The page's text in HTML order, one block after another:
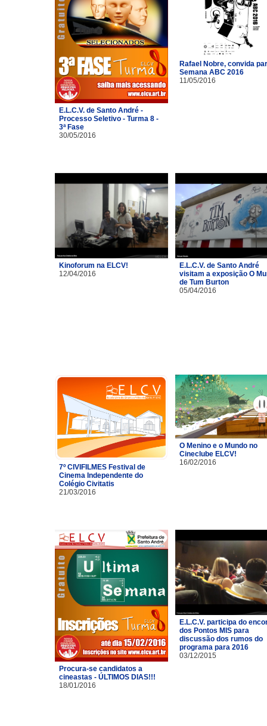
E.L.C.V. de Santo André -
Processo Seletivo - Turma 8 -
3ª Fase
30/05/2016
Rafael Nobre, convida
Semana ABC 2016
11/05/2016
Kinoforum na ELCV!
12/04/2016
E.L.C.V. de Santo André
visitam a exposição O
de Tum Burton
05/04/2016
7º CIVIFILMES Festival de
Cinema Independente do
Colégio Civitatis
21/03/2016
O Menino e o Mundo no
Cineclube ELCV!
16/02/2016
Procura-se candidatos a
cineastas - ÚLTIMOS DIAS!!!
18/01/2016
E.L.C.V. participa do
dos Pontos MIS para
discussão dos rumos do
programa para 2016
03/12/2015